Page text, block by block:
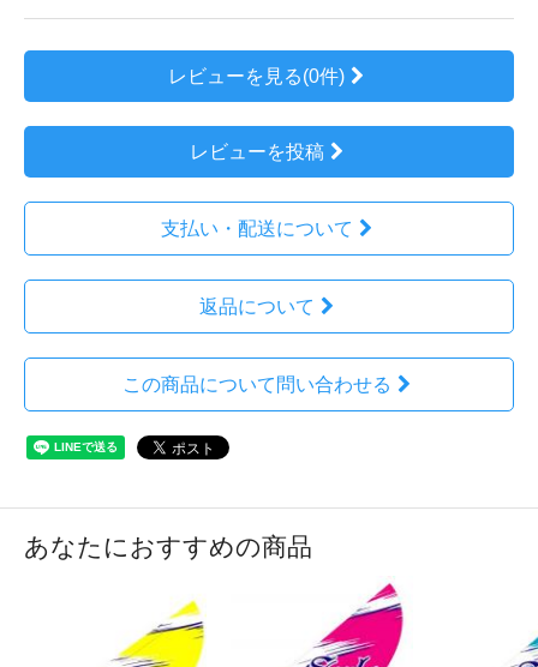
レビューを見る(0件)
レビューを投稿
支払い・配送について
返品について
この商品について問い合わせる
あなたにおすすめの商品